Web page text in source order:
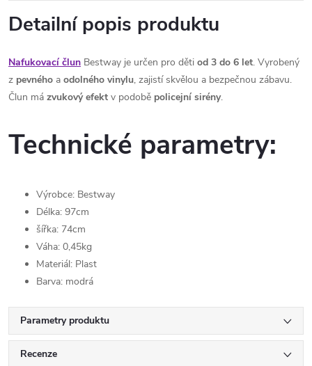
Detailní popis produktu
Nafukovací člun Bestway je určen pro děti od 3 do 6 let. Vyrobený
z pevného a odolného vinylu, zajistí skvělou a bezpečnou zábavu.
Člun má zvukový efekt v podobě policejní sirény.
Technické parametry:
Výrobce: Bestway
Délka: 97cm
šířka: 74cm
Váha: 0,45kg
Materiál: Plast
Barva: modrá
Parametry produktu
Recenze